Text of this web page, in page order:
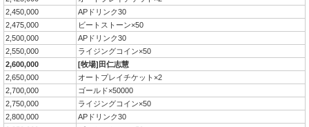
2,450,000
APドリンク30
2,475,000
ビートストーン×50
2,500,000
APドリンク30
2,550,000
ライジングコイン×50
2,600,000
[牧場]田仁志慧
2,650,000
オートプレイチケット×2
2,700,000
ゴールド×50000
2,750,000
ライジングコイン×50
2,800,000
APドリンク30